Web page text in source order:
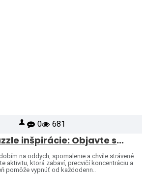
0 681
Júnové puzzle inšpirácie: Objavte svet značiek Heye a Jumbo
na oddych, spomalenie a chvíle strávené
aktivitu, ktorá zabaví, precvičí koncentráciu a
pomôže vypnúť od každodenn..